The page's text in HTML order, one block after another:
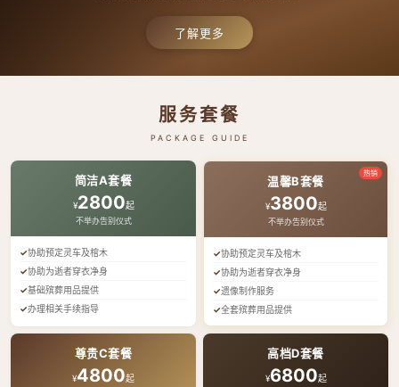
了解更多
服务套餐
PACKAGE GUIDE
简洁A套餐
¥2800起
不举办告别仪式
协助预定灵车及棺木
协助为逝者穿衣净身
基础殡葬用品提供
办理相关手续指导
热销
温馨B套餐
¥3800起
不举办告别仪式
协助预定灵车及棺木
协助为逝者穿衣净身
遗像制作服务
全套殡葬用品提供
尊贵C套餐
¥4800起
高档D套餐
¥6800起